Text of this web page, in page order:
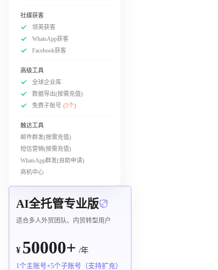
社媒获客
领英获客
WhatsApp获客
Facebook获客
高级工具
全球企业库
数据导出(按需充值)
免费子账号 (5个)
触达工具
邮件群发(按需充值)
短信营销(按需充值)
WhatsApp群发(自助申请)
商机中心
AI全托管专业版
适合多人外贸团队、内贸转型用户
¥ 50000+ /年
1个主账号+5个子账号（支持扩充）